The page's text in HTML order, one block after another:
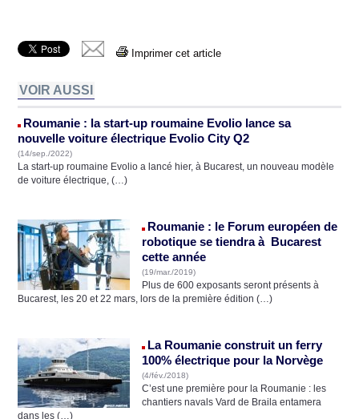
Imprimer cet article
VOIR AUSSI
Roumanie : la start-up roumaine Evolio lance sa
nouvelle voiture électrique Evolio City Q2
(14/sep./2022)
La start-up roumaine Evolio a lancé hier, à Bucarest, un nouveau modèle
de voiture électrique, (…)
Roumanie : le Forum européen de
robotique se tiendra à Bucarest
cette année
(19/mar./2019)
Plus de 600 exposants seront présents à
Bucarest, les 20 et 22 mars, lors de la première édition (…)
La Roumanie construit un ferry
100% électrique pour la Norvège
(4/fév./2018)
C’est une première pour la Roumanie : les
chantiers navals Vard de Braila entamera
dans les (…)